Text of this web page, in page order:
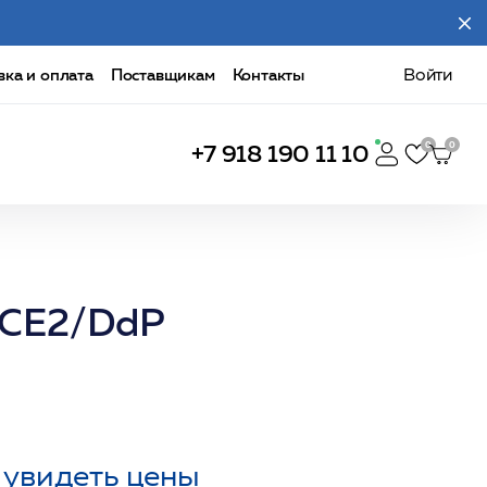
и оплата Поставщикам Контакты Войти
+7 918 190 11 10
DdP
цены